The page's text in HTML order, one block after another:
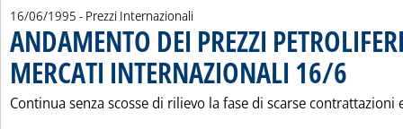
16/06/1995 - Prezzi Internazionali
ANDAMENTO DEI PREZZI
MERCATI INTERNAZIONALI 16/6
Continua senza scosse di rilievo la fase di scarse contrattazioni